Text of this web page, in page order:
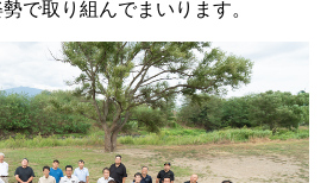
で取り組んでまいります。